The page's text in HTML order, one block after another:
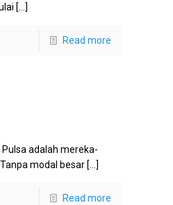
[…]
Read more
adalah mereka-
modal besar[…]
Read more